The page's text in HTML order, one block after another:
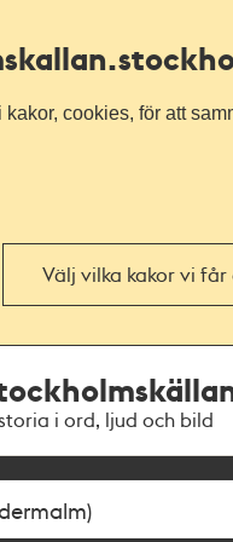
cookies, för att
Välj vilka kakor vi får
i ord, ljud och bild